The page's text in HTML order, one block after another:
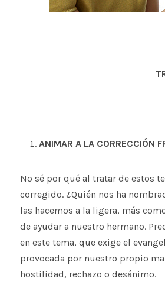
ANIMAR A LA CORRECCIÓN
No sé por qué al tratar de estos
corregido. ¿Quién nos ha
las hacemos a la ligera, más
de ayudar a nuestro hermano.
en este tema, que exige el
provocada por nuestro propio
hostilidad, rechazo o desánimo.